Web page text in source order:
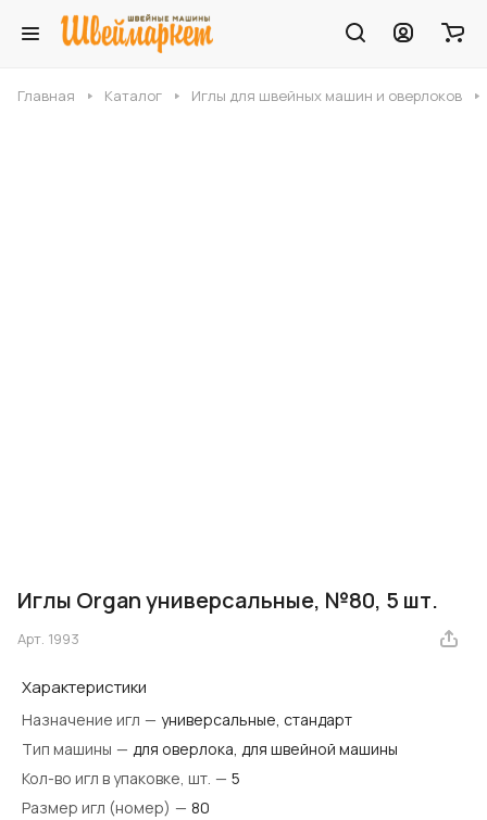
Главная Каталог Иглы для швейных машин и оверлоков
Иглы Organ универсальные, №80, 5 шт.
Арт. 1993
Характеристики
Назначение игл — универсальные, стандарт
Тип машины — для оверлока, для швейной машины
Кол-во игл в упаковке, шт. — 5
Размер игл (номер) — 80